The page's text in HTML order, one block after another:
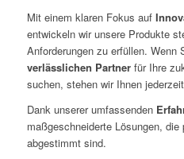
Mit einem klaren Fokus auf
entwickeln wir unsere Produkte
Anforderungen zu erfüllen. Wenn
verlässlichen Partnerfür Ihre
suchen, stehen wir Ihnen
Dank unserer umfassenden
maßgeschneiderte Lösungen,
abgestimmt sind.